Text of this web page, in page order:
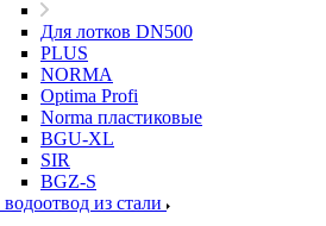
Для лотков DN500
PLUS
NORMA
Optima Profi
Norma пластиковые
BGU-XL
SIR
BGZ-S
из стали